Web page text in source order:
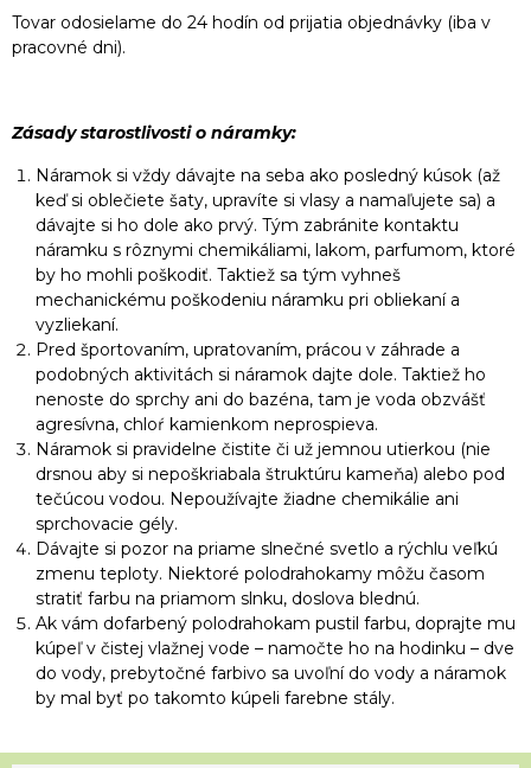
Tovar odosielame do 24 hodín od prijatia objednávky (iba v
pracovné dni).
Zásady starostlivosti o náramky:
Náramok si vždy dávajte na seba ako posledný kúsok (až
keď si oblečiete šaty, upravíte si vlasy a namaľujete sa) a
dávajte si ho dole ako prvý. Tým zabránite kontaktu
náramku s rôznymi chemikáliami, lakom, parfumom, ktoré
by ho mohli poškodiť. Taktiež sa tým vyhneš
mechanickému poškodeniu náramku pri obliekaní a
vyzliekaní.
Pred športovaním, upratovaním, prácou v záhrade a
podobných aktivitách si náramok dajte dole. Taktiež ho
nenoste do sprchy ani do bazéna, tam je voda obzvášť
agresívna, chloŕ kamienkom neprospieva.
Náramok si pravidelne čistite či už jemnou utierkou (nie
drsnou aby si nepoškriabala štruktúru kameňa) alebo pod
tečúcou vodou. Nepoužívajte žiadne chemikálie ani
sprchovacie gély.
Dávajte si pozor na priame slnečné svetlo a rýchlu veľkú
zmenu teploty. Niektoré polodrahokamy môžu časom
stratiť farbu na priamom slnku, doslova blednú.
Ak vám dofarbený polodrahokam pustil farbu, doprajte mu
kúpeľ v čistej vlažnej vode – namočte ho na hodinku – dve
do vody, prebytočné farbivo sa uvoľní do vody a náramok
by mal byť po takomto kúpeli farebne stály.